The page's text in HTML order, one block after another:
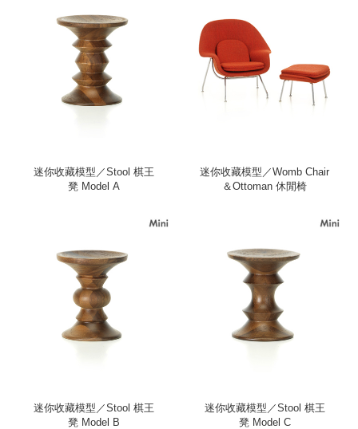
迷你收藏模型／Stool 棋王
凳 Model A
迷你收藏模型／Womb Chair
＆Ottoman 休閒椅
迷你收藏模型／Stool 棋王
凳 Model B
迷你收藏模型／Stool 棋王
凳 Model C